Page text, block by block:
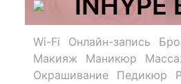
Wi-Fi Онлайн-запись
Макияж
Маникюр
Окрашивание
Педикюр